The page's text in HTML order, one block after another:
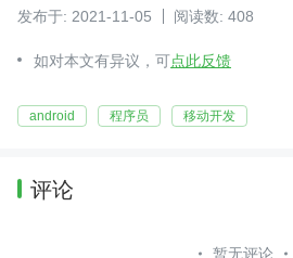
发布于: 2021-11-05 阅读数: 408
如对本文有异议，可点此反馈
android 程序员 移动开发
评论
暂无评论